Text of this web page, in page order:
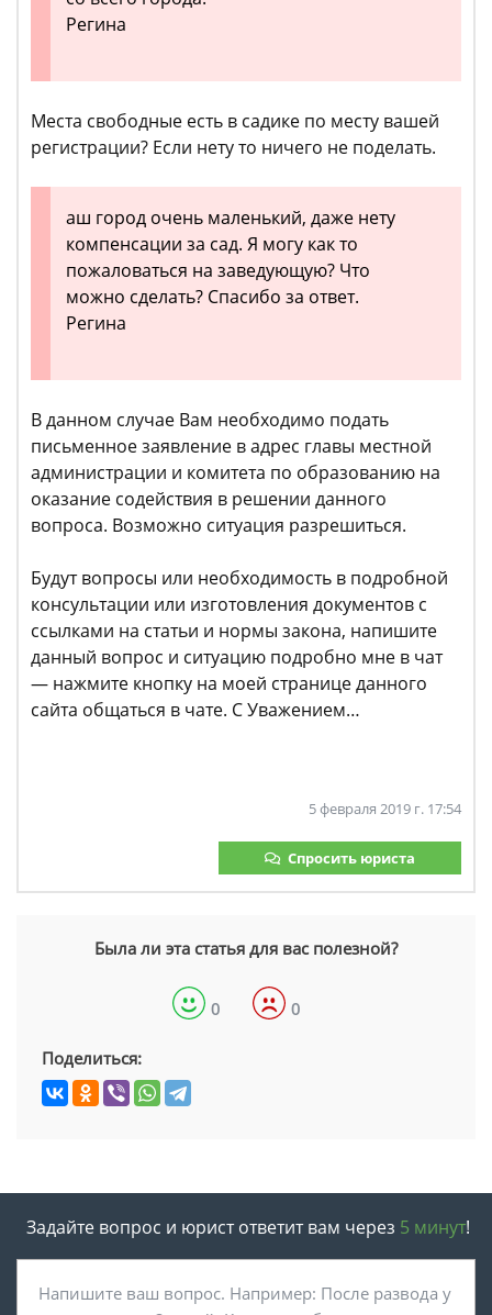
Регина
Места свободные есть в садике по месту вашей
регистрации? Если нету то ничего не поделать.
аш город очень маленький, даже нету
компенсации за сад. Я могу как то
пожаловаться на заведующую? Что
можно сделать? Спасибо за ответ.
Регина
В данном случае Вам необходимо подать
письменное заявление в адрес главы местной
администрации и комитета по образованию на
оказание содействия в решении данного
вопроса. Возможно ситуация разрешиться.
Будут вопросы или необходимость в подробной
консультации или изготовления документов с
ссылками на статьи и нормы закона, напишите
данный вопрос и ситуацию подробно мне в чат
— нажмите кнопку на моей странице данного
сайта общаться в чате. С Уважением…
5 февраля 2019 г. 17:54
Спросить юриста
Была ли эта статья для вас полезной?
0 0
Поделиться:
Задайте вопрос и юрист ответит вам через 5 минут!